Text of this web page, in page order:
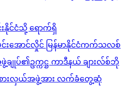
နိုင်ငံသို့ ရောက်ရှိ
င်းအောင်လှိုင် မြန်မာနိုင်ငံကက်သလစ်
ဖွဲ့ချုပ်၏ဥက္ကဋ္ဌ ကာဒီနယ် ချားလ်စ်ဘို
ားလှယ်အဖွဲ့အား လက်ခံတွေ့ဆုံ